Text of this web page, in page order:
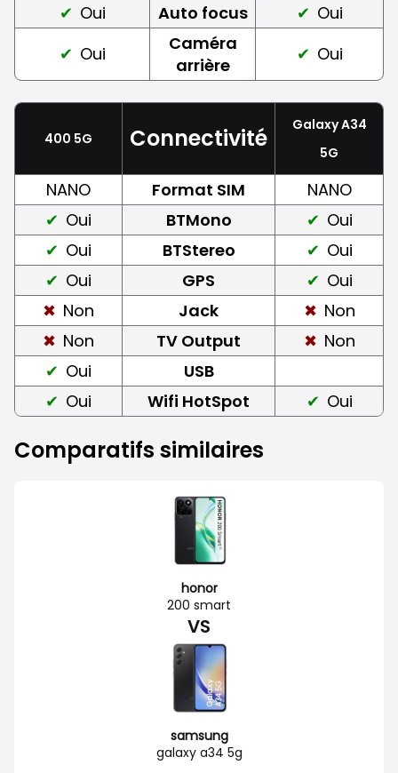
Oui
Auto focus
Oui
Oui
Caméra
arrière
Oui
400 5G Connectivité
Galaxy A34
5G
NANO Format SIM
NANO
Oui
BTMono
Oui
Oui
BTStereo
Oui
Oui
GPS
Oui
Non
Jack
Non
Non
TV Output
Non
Oui
USB
Oui
Wifi HotSpot Oui
Comparatifs similaires
honor
200 smart
VS
samsung
galaxy a34 5g